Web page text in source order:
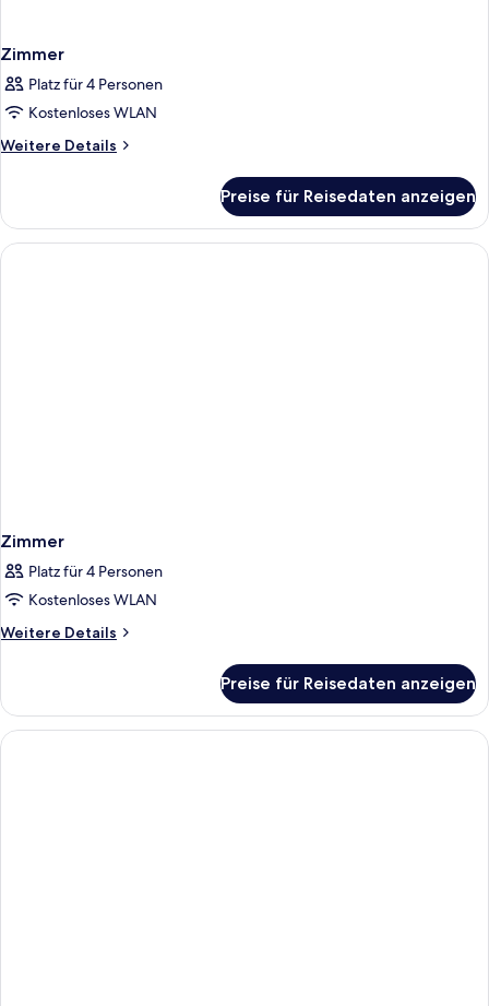
Zimmer
Platz für 4 Personen
Kostenloses WLAN
Weitere Details
Weitere
Preise für Reisedaten anzeigen
Zimmer
Platz für 4 Personen
Kostenloses WLAN
Weitere Details
Weitere
Preise für Reisedaten anzeigen